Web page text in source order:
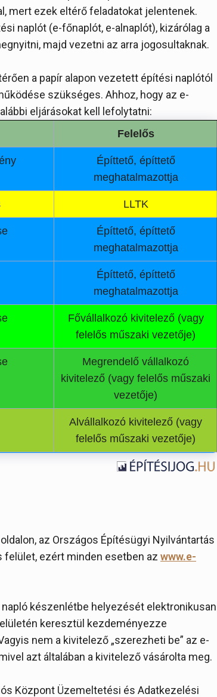
mert ezek eltérő feladatokat jelentenek.
naplót (e-főnaplót, e-alnaplót), kizárólag a
majd vezetni az arra jogosultaknak.
a papír alapon vezetett építési naplótól
szükséges. Ahhoz, hogy az e-
eljárásokat kell lefolytatni:
Felelős
Építtető, építtető
meghatalmazottja
LLTK
Építtető, építtető
meghatalmazottja
Építtető, építtető
meghatalmazottja
Fővállalkozó kivitelező (vagy
felelős műszaki vezetője)
Megrendelő vállalkozó
kivitelező (vagy felelős műszaki
vezetője)
Alvállalkozó kivitelező (vagy
felelős műszaki vezetője)
oldalon, az Országos Építésügyi Nyilvántartás
ezért minden esetben az www.e-
készenlétbe helyezését elektronikusan
keresztül kezdeményezze
nem a kivitelező „szerezheti be” az e-
azt általában a kivitelező vásárolta meg.
Központ Üzemeltetési és Adatkezelési